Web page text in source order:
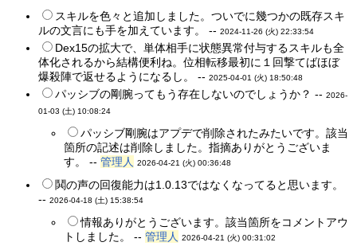
スキルを色々と追加しました。ついでに幾つかの既存スキ
ルの文言にも手を加えています。 --2024-11-26 (火) 22:33:54
Dex15の拡大で、単体相手に状態異常付与するスキルも全
体化されるから結構便利ね。位相転移最初に１回撃てばほぼ
爆殺陣で返せるようになるし。 --2025-04-01 (火) 18:50:48
パッシブの剛腕ってもう存在しないのでしょうか？ --2026-
01-03 (土) 10:08:24
パッシブ剛腕はアプデで削除されたみたいです。該当
箇所の記述は削除しました。指摘ありがとうございま
す。 --管理人 2026-04-21 (火) 00:36:48
鬨の声の回復能力は1.0.13ではなくなってると思います。
--2026-04-18 (土) 15:38:54
情報ありがとうございます。該当箇所をコメントアウ
トしました。 --管理人 2026-04-21 (火) 00:31:02